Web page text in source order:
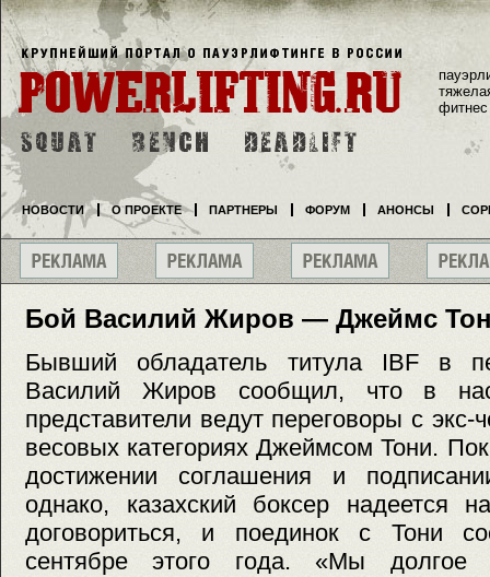
Бой Василий Жиров — Джеймс
Бывший обладатель титула IBF в
Василий Жиров сообщил, что в
представители ведут переговоры с
весовых категориях Джеймсом Тони.
достижении соглашения и
однако, казахский боксер надеется
договориться, и поединок с Тони
сентябре этого года. «Мы
фитнес
НОВОСТИ О ПРОЕКТЕ ПАРТНЕРЫ ФОРУМ АНОНСЫ